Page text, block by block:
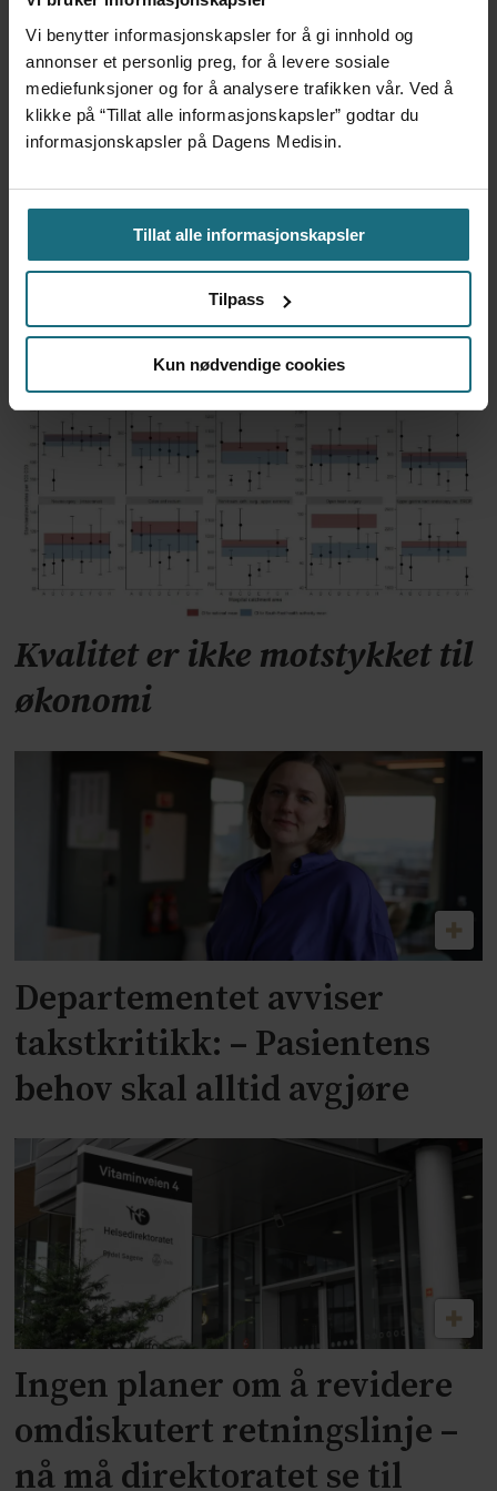
Vi benytter informasjonskapsler for å gi innhold og
annonser et personlig preg, for å levere sosiale
mediefunksjoner og for å analysere trafikken vår. Ved å
klikke på “Tillat alle informasjonskapsler” godtar du
informasjonskapsler på Dagens Medisin.
Tillat alle informasjonskapsler
Tilpass
Kun nødvendige cookies
Foretaksreformen må vurderes
i pasientenes perspektiv
Kvalitet er ikke motstykket til
økonomi
Departementet avviser
takstkritikk: – Pasientens
behov skal alltid avgjøre
Ingen planer om å revidere
omdiskutert retningslinje –
nå må direktoratet se til